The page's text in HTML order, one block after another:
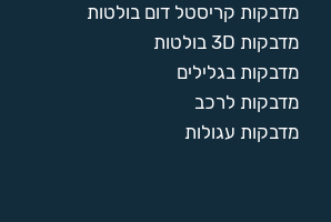
מדבקות קריסטל דום בולטות
מדבקות 3D בולטות
מדבקות בגלילים
מדבקות לרכב
מדבקות עגולות